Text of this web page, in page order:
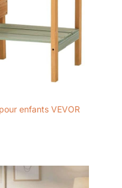
enfants VEVOR